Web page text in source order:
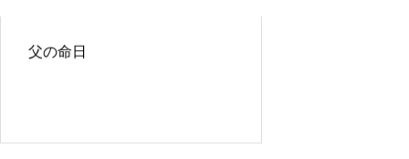
父の命日